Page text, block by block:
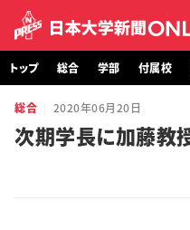
トップ
トップ 総合 学部 付属校
総合 2020年06月20日
次期学長に加藤教